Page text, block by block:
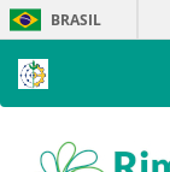
Skip
navigation
BRASIL